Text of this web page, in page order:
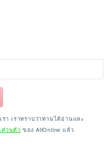
า เราทราบว่าท่านได้อ่านและ
ส่วนตัว ของ AllOnline แล้ว